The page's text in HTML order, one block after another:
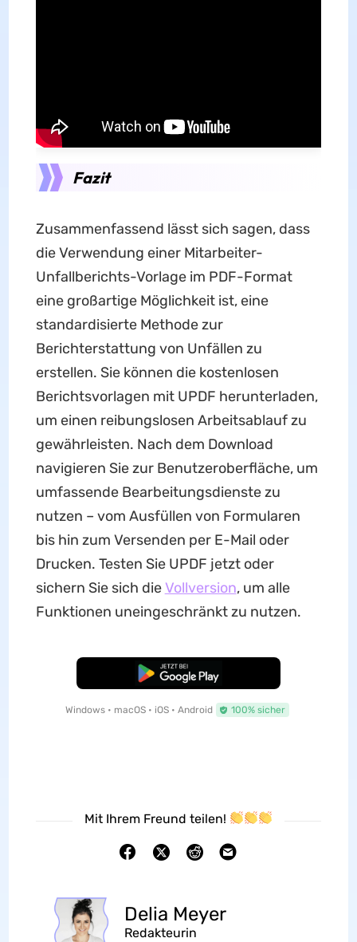
Fazit
Zusammenfassend lässt sich sagen, dass
die Verwendung einer Mitarbeiter-
Unfallberichts-Vorlage im PDF-Format
eine großartige Möglichkeit ist, eine
standardisierte Methode zur
Berichterstattung von Unfällen zu
erstellen. Sie können die kostenlosen
Berichtsvorlagen mit UPDF herunterladen,
um einen reibungslosen Arbeitsablauf zu
gewährleisten. Nach dem Download
navigieren Sie zur Benutzeroberfläche, um
umfassende Bearbeitungsdienste zu
nutzen – vom Ausfüllen von Formularen
bis hin zum Versenden per E-Mail oder
Drucken. Testen Sie UPDF jetzt oder
sichern Sie sich die Vollversion, um alle
Funktionen uneingeschränkt zu nutzen.
Kostenloser Download
Windows • macOS • iOS • Android 100% sicher
Mit Ihrem Freund teilen!
Delia Meyer
Redakteurin